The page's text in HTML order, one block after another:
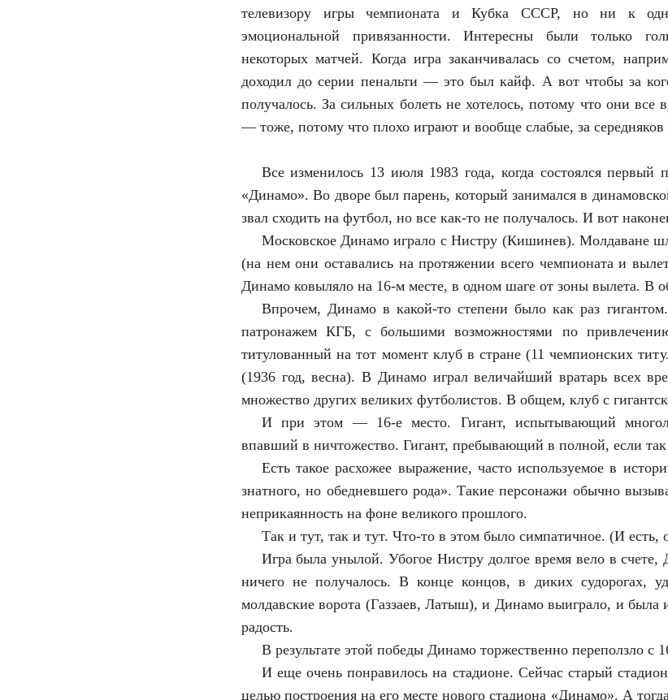
телевизору игры чемпионата и Кубка СССР, но ни к
эмоциональной привязанности. Интересны были только
некоторых матчей. Когда игра заканчивалась со счетом,
доходил до серии пенальти — это был кайф. А вот чтобы за
получалось. За сильных болеть не хотелось, потому что они все
— тоже, потому что плохо играют и вообще слабые, за
Все изменилось 13 июля 1983 года, когда состоялся первый
«Динамо». Во дворе был парень, который занимался в
звал сходить на футбол, но все как-то не получалось. И вот
Московское Динамо играло с Нистру (Кишинев). Молдаване
(на нем они оставались на протяжении всего чемпионата и
Динамо ковыляло на 16-м месте, в одном шаге от зоны вылета. В
Впрочем, Динамо в какой-то степени было как раз
патронажем КГБ, с большими возможностями по
титулованный на тот момент клуб в стране (11 чемпионских
(1936 год, весна). В Динамо играл величайший вратарь всех
множество других великих футболистов. В общем, клуб с
И при этом — 16-е место. Гигант, испытывающий
впавший в ничтожество. Гигант, пребывающий в полной, если
Есть такое расхожее выражение, часто используемое в
знатного, но обедневшего рода». Такие персонажи обычно
неприкаянность на фоне великого прошлого.
Так и тут, так и тут. Что-то в этом было симпатичное. (И есть,
Игра была унылой. Убогое Нистру долгое время вело в
ничего не получалось. В конце концов, в диких судорогах,
молдавские ворота (Газзаев, Латыш), и Динамо выиграло, и была
радость.
В результате этой победы Динамо торжественно переползло с
И еще очень понравилось на стадионе. Сейчас старый
целью построения на его месте нового стадиона «Динамо». А